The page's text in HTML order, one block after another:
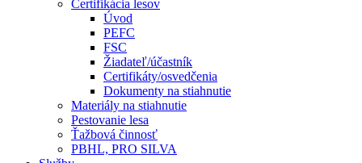
Certifikácia lesov
Úvod
PEFC
FSC
Žiadateľ/účastník
Certifikáty/osvedčenia
Dokumenty na stiahnutie
Materiály na stiahnutie
Pestovanie lesa
Ťažbová činnosť
PBHL, PRO SILVA